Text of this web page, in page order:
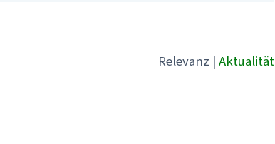
Relevanz | Aktualität